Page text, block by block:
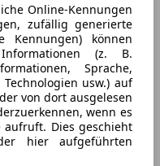
Online-Kennungen
zufällig generierte
Kennungen) können
(z. B.
Sprache,
usw.) auf
von dort ausgelesen
wenn es
Dies geschieht
hier aufgeführten
Chefredakteur des
die inhaltliche
Redaktion